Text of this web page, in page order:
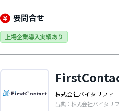
されていたり、入力中にブラウザを
た内容を即座に復元するなど、便利な
報の可視化ができるなど高度な分析機
要問合せ
上場企業導入実績あり
株式会社バイタリフィ
出典：株式会社バイタ